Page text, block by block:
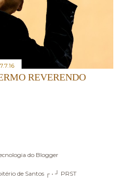
7.7.16
REVERENDO
do Blogger
de Santos ┌ • ┘ PRST